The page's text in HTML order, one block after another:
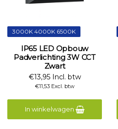
3000K 4000K 6500K
IP65 LED Opbouw
Padverlichting 3W CCT
Zwart
€13,95 Incl. btw
€11,53 Excl. btw
In winkelwagen